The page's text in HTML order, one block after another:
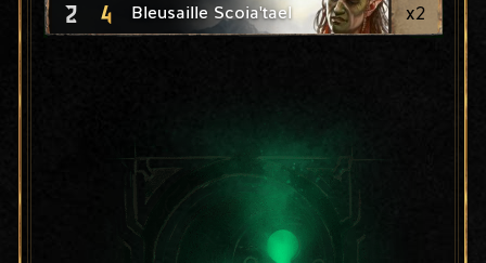
2 4 Bleusaille Scoia'tael x2